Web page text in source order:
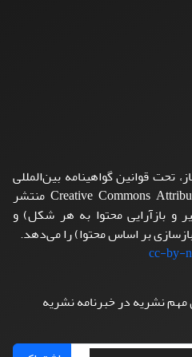
تحت قوانین گواهینامه بین‌المللی
Creative Commons Attribution 4.0 International License منتشر
و بازآرایی محتوا به هر شکل) و
بر اساس محتوا) را می‌دهد.
مهم نشریه در خبرنامه نشریه